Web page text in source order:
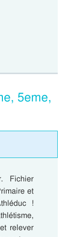
5eme,
Fichier
et
!
relever